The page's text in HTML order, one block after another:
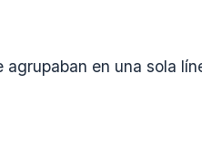
en una sola